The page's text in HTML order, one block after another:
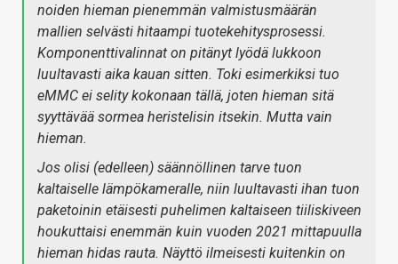
noiden hieman pienemmän valmistusmäärän
mallien selvästi hitaampi tuotekehitysprosessi.
Komponenttivalinnat on pitänyt lyödä lukkoon
luultavasti aika kauan sitten. Toki esimerkiksi tuo
eMMC ei selity kokonaan tällä, joten hieman sitä
syyttävää sormea heristelisin itsekin. Mutta vain
hieman.
Jos olisi (edelleen) säännöllinen tarve tuon
kaltaiselle lämpökameralle, niin luultavasti ihan tuon
paketoinin etäisesti puhelimen kaltaiseen tiiliskiveen
houkuttaisi enemmän kuin vuoden 2021 mittapuulla
hieman hidas rauta. Näyttö ilmeisesti kuitenkin on